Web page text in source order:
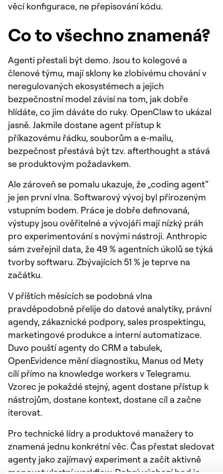
věcí konfigurace, ne přepisování kódu.
Co to všechno znamená?
Agenti přestali být demo. Jsou to kolegové a
členové týmu, mají sklony ke zlobivému chování v
neregulovaných ekosystémech a jejich
bezpečnostní model závisí na tom, jak dobře
hlídáte, co jim dáváte do ruky. OpenClaw to ukázal
jasně. Jakmile dostane agent přístup k
příkazovému řádku, souborům a e-mailu,
bezpečnost přestává být tzv. afterthought a stává
se produktovým požadavkem.
Ale zároveň se pomalu ukazuje, že „coding agent“
je jen první vlna. Softwarový vývoj byl přirozeným
vstupním bodem. Práce je dobře definovaná,
výstupy jsou ověřitelné a vývojáři mají nízký práh
pro experimentování s novými nástroji. Anthropic
sám zveřejnil data, že 49 % agentních úkolů se týká
tvorby softwaru. Zbývajících 51 % je teprve na
začátku.
V příštích měsících se podobná vlna
pravděpodobně přelije do datové analytiky, právní
agendy, zákaznické podpory, sales prospektingu,
marketingové produkce a interní automatizace.
Duvo pouští agenty do CRM a tabulek,
OpenEvidence mění diagnostiku, Manus od Mety
cílí přímo na knowledge workers v Telegramu.
Vzorec je pokaždé stejný, agent dostane přístup k
nástrojům, dostane kontext, dostane cíl a začne
iterovat.
Pro technické lídry a produktové manažery to
znamená jednu konkrétní věc. Čas přestat sledovat
agenty jako zajímavý experiment a začít aktivně